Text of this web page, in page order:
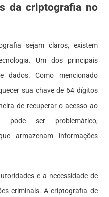
da criptografia no
sejam claros, existem
Um dos principais
dados. Como mencionado
sua chave de 64 dígitos
de recuperar o acesso ao
pode ser problemático,
armazenam informações
e a necessidade de
criminais. A criptografia de